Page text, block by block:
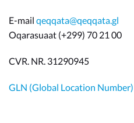
E-mail qeqqata@qeqqata.gl
Oqarasuaat (+299) 70 21 00
CVR. NR. 31290945
GLN (Global Location Number)